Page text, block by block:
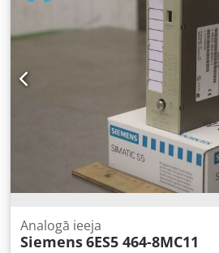
Cena: par vienību -Izmēri: 100/45/
kg/gab.
Analogā ieeja
Siemens6ES5 464-8MC11